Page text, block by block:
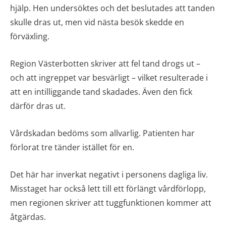
hjälp. Hen undersöktes och det beslutades att tanden
skulle dras ut, men vid nästa besök skedde en
förväxling.
Region Västerbotten skriver att fel tand drogs ut –
och att ingreppet var besvärligt – vilket resulterade i
att en intilliggande tand skadades. Även den fick
därför dras ut.
Vårdskadan bedöms som allvarlig. Patienten har
förlorat tre tänder istället för en.
Det här har inverkat negativt i personens dagliga liv.
Misstaget har också lett till ett förlängt vårdförlopp,
men regionen skriver att tuggfunktionen kommer att
åtgärdas.